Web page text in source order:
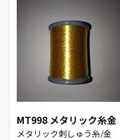
MT998 メタリック糸金
メタリック刺しゅう糸/金